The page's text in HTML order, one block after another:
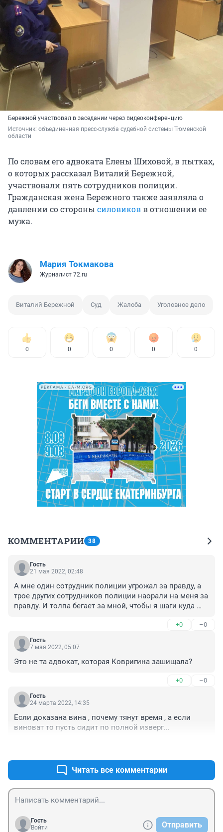
Бережной участвовал в заседании через видеоконференцию
Источник: объединенная пресс-служба судебной системы Тюменской
области
По словам его адвоката Елены Шиховой, в пытках,
о которых рассказал Виталий Бережной,
участвовали пять сотрудников полиции.
Гражданская жена Бережного также заявляла о
давлении со стороны силовиковв отношении ее
мужа.
Мария Токмакова
Журналист 72.ru
Виталий Бережной Суд Жалоба Уголовное дело
0 0 0 0 0
РЕКЛАМА • EA-M.ORG
КОММЕНТАРИИ 38
Гость
21 мая 2022, 02:48
А мне один сотрудник полиции угрожал за правду, а
трое других сотрудников полиции наорали на меня за
правду. И толпа бегает за мной, чтобы я шаги куда
+0 –0
Гость
7 мая 2022, 05:07
Это не та адвокат, которая Ковригина зашищала?
+0 –0
Гость
24 марта 2022, 14:35
Если доказана вина , почему тянут время , а если
виноват то пусть сидит по полной изверг...
Читать все комментарии
Гость
Войти
Отправить